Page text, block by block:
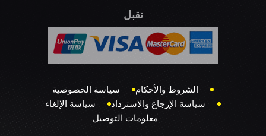
نقبل
الشروط والأحكام
سياسة الخصوصية
سياسة الإرجاع والاسترداد
سياسة الإلغاء
معلومات التوصيل